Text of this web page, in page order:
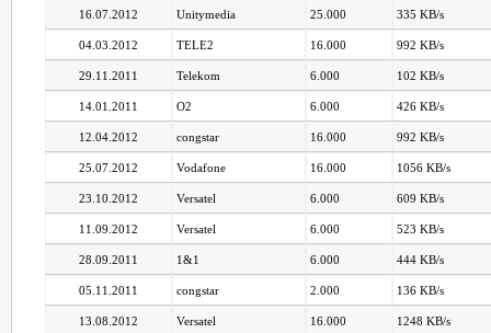
16.07.2012 Unitymedia 25.000 335 KB/s
04.03.2012 TELE2 16.000 992 KB/s
29.11.2011 Telekom 6.000 102 KB/s
14.01.2011 O2 6.000 426 KB/s
12.04.2012 congstar 16.000 992 KB/s
25.07.2012 Vodafone 16.000 1056 KB/s
23.10.2012 Versatel 6.000 609 KB/s
11.09.2012 Versatel 6.000 523 KB/s
28.09.2011 1&1 6.000 444 KB/s
05.11.2011 congstar 2.000 136 KB/s
13.08.2012 Versatel 16.000 1248 KB/s